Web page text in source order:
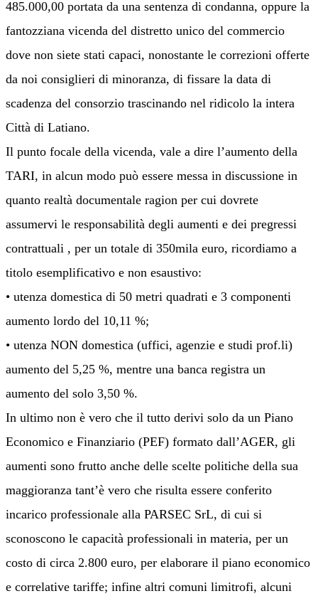
485.000,00 portata da una sentenza di condanna, oppure la
fantozziana vicenda del distretto unico del commercio
dove non siete stati capaci, nonostante le correzioni offerte
da noi consiglieri di minoranza, di fissare la data di
scadenza del consorzio trascinando nel ridicolo la intera
Città di Latiano.
Il punto focale della vicenda, vale a dire l’aumento della
TARI, in alcun modo può essere messa in discussione in
quanto realtà documentale ragion per cui dovrete
assumervi le responsabilità degli aumenti e dei pregressi
contrattuali , per un totale di 350mila euro, ricordiamo a
titolo esemplificativo e non esaustivo:
• utenza domestica di 50 metri quadrati e 3 componenti
aumento lordo del 10,11 %;
• utenza NON domestica (uffici, agenzie e studi prof.li)
aumento del 5,25 %, mentre una banca registra un
aumento del solo 3,50 %.
In ultimo non è vero che il tutto derivi solo da un Piano
Economico e Finanziario (PEF) formato dall’AGER, gli
aumenti sono frutto anche delle scelte politiche della sua
maggioranza tant’è vero che risulta essere conferito
incarico professionale alla PARSEC SrL, di cui si
sconoscono le capacità professionali in materia, per un
costo di circa 2.800 euro, per elaborare il piano economico
e correlative tariffe; infine altri comuni limitrofi, alcuni